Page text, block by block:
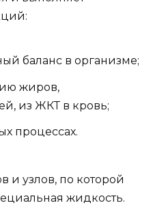
баланс в организме;
жиров,
из ЖКТ в кровь;
процессах.
и узлов, по которой
жидкость.